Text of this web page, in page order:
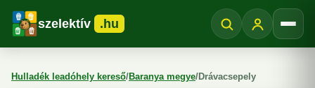
szelektív .hu
Hulladék leadóhely kereső/Baranya megye/Drávacsepely